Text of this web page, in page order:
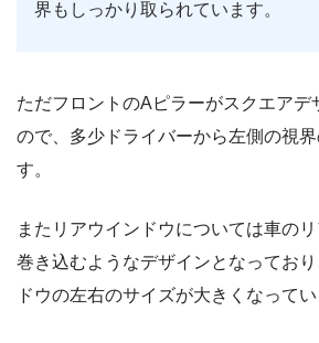
界もしっかり取られています。
ただフロントのAピラーがスクエアデ
ので、多少ドライバーから左側の視
す。
またリアウインドウについては車の
巻き込むようなデザインとなってお
ドウの左右のサイズが大きくなってい